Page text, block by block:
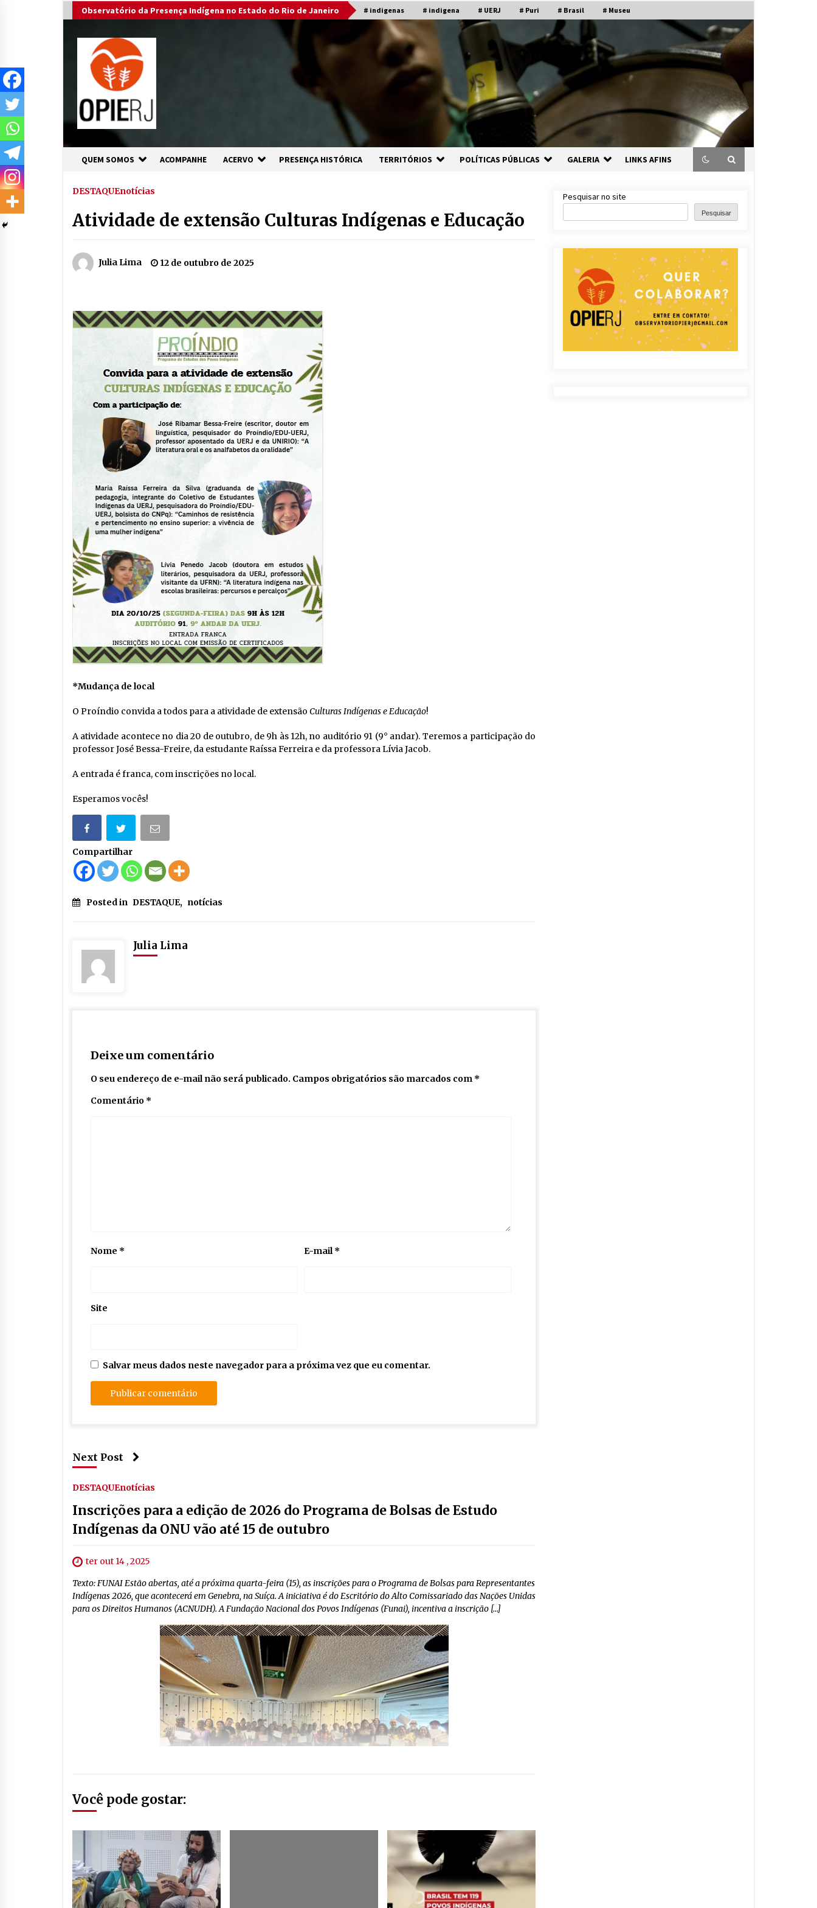
to
Observatório da Presença Indígena no Estado do Rio de Janeiro # indigenas # indigena # UERJ # Puri # Brasil # Museu
QUEM SOMOS ACOMPANHE ACERVO PRESENÇA HISTÓRICA TERRITÓRIOS POLÍTICAS PÚBLICAS GALERIA LINKS AFINS
DESTAQUEnotícias
Atividade de extensão Culturas Indígenas e Educação
Julia Lima 12 de outubro de 2025
*Mudança de local
O Proíndio convida a todos para a atividade de extensão Culturas Indígenas e Educação!
A atividade acontece no dia 20 de outubro, de 9h às 12h, no auditório 91 (9° andar). Teremos a participação do
professor José Bessa-Freire, da estudante Raíssa Ferreira e da professora Lívia Jacob.
A entrada é franca, com inscrições no local.
Esperamos vocês!
Compartilhar
Posted in DESTAQUE, notícias
Julia Lima
Deixe um comentário
O seu endereço de e-mail não será publicado. Campos obrigatórios são marcados com *
Comentário *
Nome * E-mail*
Site
Salvar meus dados neste navegador para a próxima vez que eu comentar.
Next Post
DESTAQUEnotícias
Inscrições para a edição de 2026 do Programa de Bolsas de Estudo
Indígenas da ONU vão até 15 de outubro
ter out 14 , 2025
Texto: FUNAI Estão abertas, até a próxima quarta-feira (15), as inscrições para o Programa de Bolsas para Representantes
Indígenas 2026, que acontecerá em Genebra, na Suíça. A iniciativa é do Escritório do Alto Comissariado das Nações Unidas
para os Direitos Humanos (ACNUDH). A Fundação Nacional dos Povos Indígenas (Funai), incentiva a inscrição […]
Você pode gostar:
Pesquisar no site
Pesquisar